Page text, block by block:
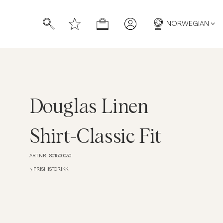
NORWEGIAN
Douglas Linen
Shirt-Classic Fit
ART.NR.: 801500030
PRISHISTORIKK